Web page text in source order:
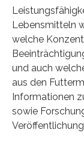
Lebensmitteln
welche
und auch
aus den
Informationen
sowie